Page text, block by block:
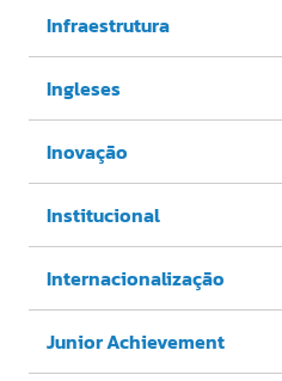
Infraestrutura
Ingleses
Inovação
Institucional
Internacionalização
Junior Achievement